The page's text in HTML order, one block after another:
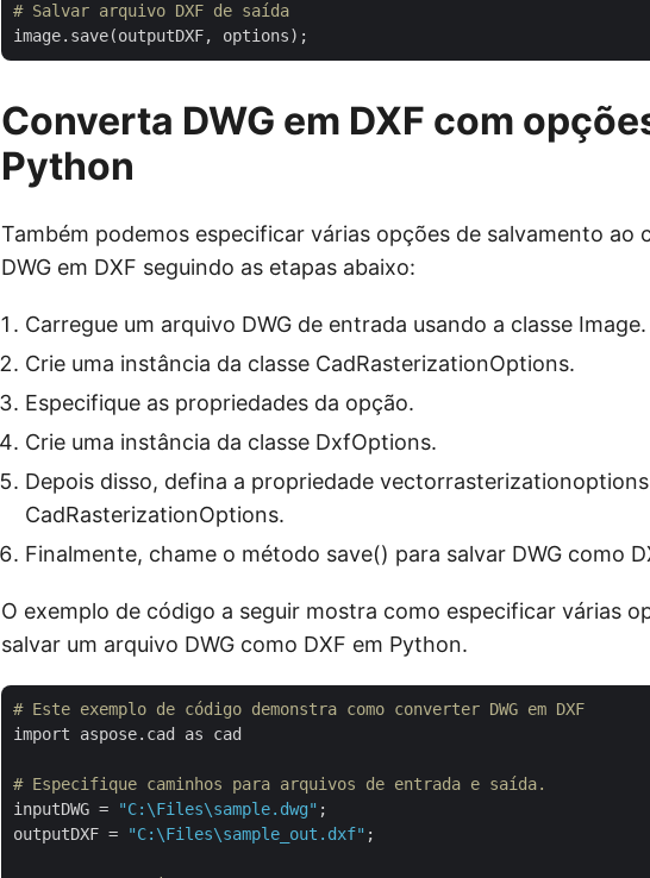
# Salvar arquivo DXF de saída
Converta DWG em DXF com
Python
Também podemos especificar várias opções de salvamento ao
DWG em DXF seguindo as etapas abaixo:
Carregue um arquivo DWG de entrada usando a classe Image.
Crie uma instância da classe CadRasterizationOptions.
Especifique as propriedades da opção.
Crie uma instância da classe DxfOptions.
Depois disso, defina a propriedade
CadRasterizationOptions.
Finalmente, chame o método save() para salvar DWG como
O exemplo de código a seguir mostra como especificar várias
salvar um arquivo DWG como DXF em Python.
# Este exemplo de código demonstra como converter DWG em DXF
import aspose.cad as cad
# Especifique caminhos para arquivos de entrada e saída.
inputDWG =
"C:\Files\sample.dwg" ;
outputDXF =
"C:\Files\sample_out.dxf" ;